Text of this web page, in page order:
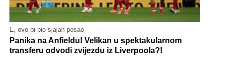
E, ovo bi bio sjajan posao
Panika na Anfieldu! Velikan u spektakularnom
transferu odvodi zvijezdu iz Liverpoola?!